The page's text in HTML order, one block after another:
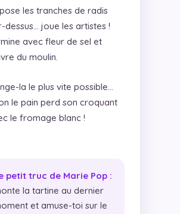
les tranches de radis
dessus… joue les artistes !
avec fleur de sel et
du moulin.
la le plus vite possible…
le pain perd son croquant
le fromage blanc !
petit truc de Marie Pop :
la tartine au dernier
et amuse-toi sur le